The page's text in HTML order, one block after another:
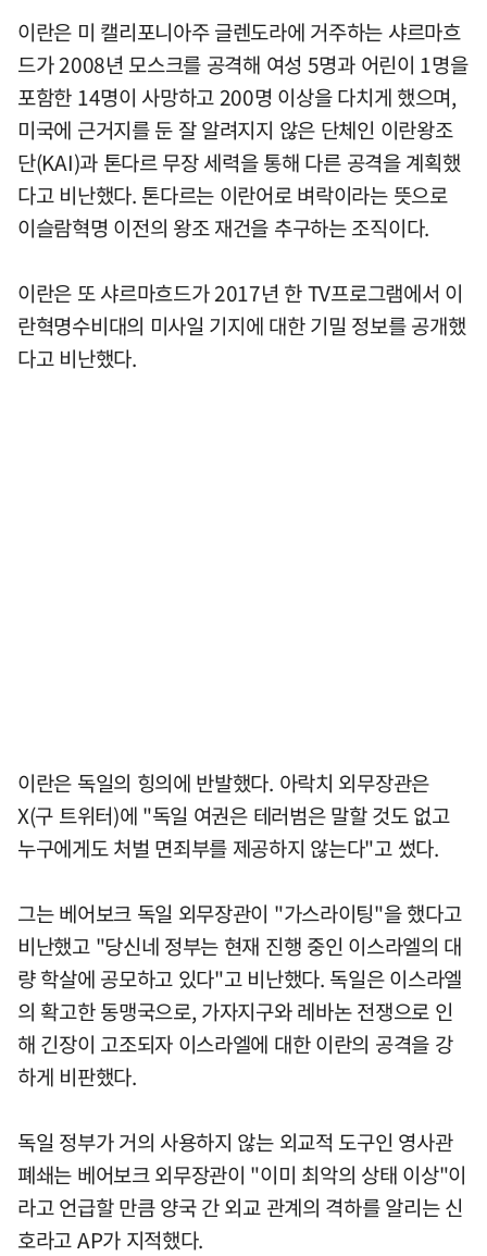
이란은 미 캘리포니아주 글렌도라에 거주하는 샤르마흐
드가 2008년 모스크를 공격해 여성 5명과 어린이 1명을
포함한 14명이 사망하고 200명 이상을 다치게 했으며,
미국에 근거지를 둔 잘 알려지지 않은 단체인 이란왕조
단(KAI)과 톤다르 무장 세력을 통해 다른 공격을 계획했
다고 비난했다. 톤다르는 이란어로 벼락이라는 뜻으로
이슬람혁명 이전의 왕조 재건을 추구하는 조직이다.
이란은 또 샤르마흐드가 2017년 한 TV프로그램에서 이
란혁명수비대의 미사일 기지에 대한 기밀 정보를 공개했
다고 비난했다.
이란은 독일의 힝의에 반발했다. 아락치 외무장관은
X(구 트위터)에 "독일 여권은 테러범은 말할 것도 없고
누구에게도 처벌 면죄부를 제공하지 않는다"고 썼다.
그는 베어보크 독일 외무장관이 "가스라이팅"을 했다고
비난했고 "당신네 정부는 현재 진행 중인 이스라엘의 대
량 학살에 공모하고 있다"고 비난했다. 독일은 이스라엘
의 확고한 동맹국으로, 가자지구와 레바논 전쟁으로 인
해 긴장이 고조되자 이스라엘에 대한 이란의 공격을 강
하게 비판했다.
독일 정부가 거의 사용하지 않는 외교적 도구인 영사관
폐쇄는 베어보크 외무장관이 "이미 최악의 상태 이상"이
라고 언급할 만큼 양국 간 외교 관계의 격하를 알리는 신
호라고 AP가 지적했다.